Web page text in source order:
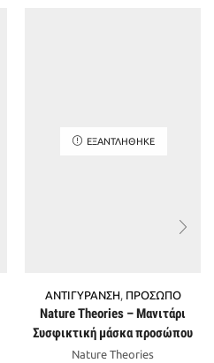
ΕΞΑΝΤΛΉΘΗΚΕ
ΑΝΤΙΓΥΡΑΝΣΗ, ΠΡΟΣΩΠΟ
Nature Theories – Μανιτάρι
Συσφικτική μάσκα προσώπου
Nature Theories